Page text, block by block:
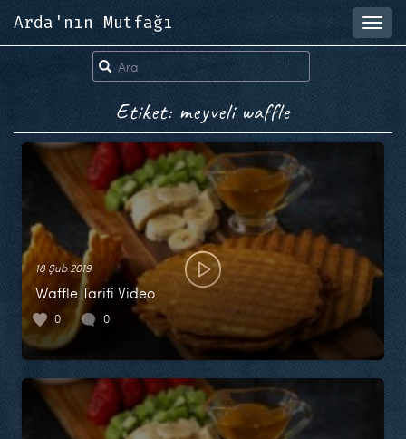
Arda'nın Mutfağı
Etiket: meyveli waffle
18 Şub 2019
Waffle Tarifi Video
0 0